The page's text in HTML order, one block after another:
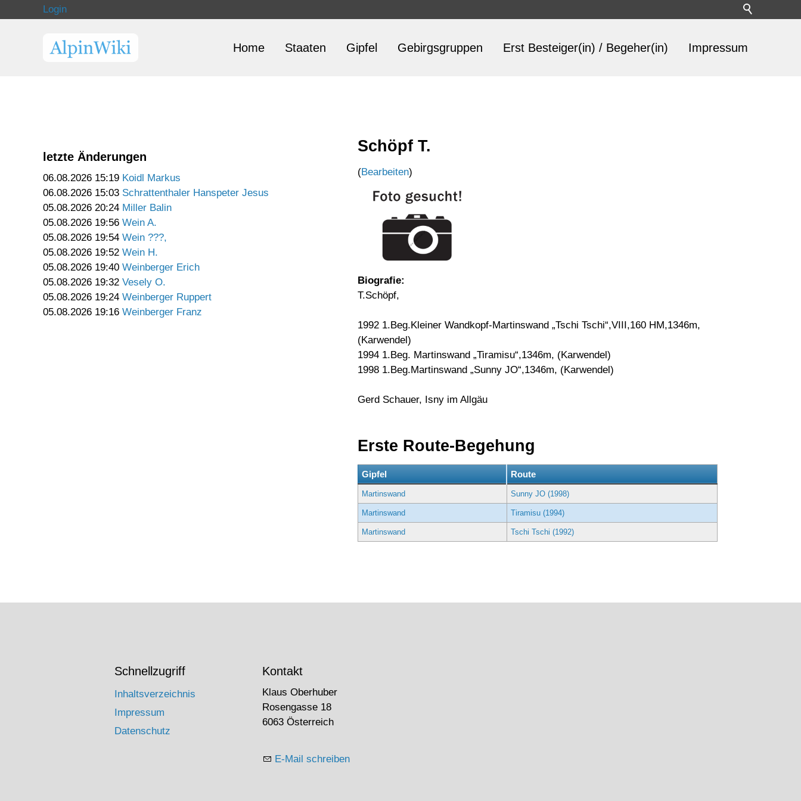
Login
Home Staaten Gipfel Gebirgsgruppen Erst Besteiger(in) / Begeher(in) Impressum
letzte Änderungen
06.08.2026 15:19 Koidl Markus
06.08.2026 15:03 Schrattenthaler Hanspeter Jesus
05.08.2026 20:24 Miller Balin
05.08.2026 19:56 Wein A.
05.08.2026 19:54 Wein ???,
05.08.2026 19:52 Wein H.
05.08.2026 19:40 Weinberger Erich
05.08.2026 19:32 Vesely O.
05.08.2026 19:24 Weinberger Ruppert
05.08.2026 19:16 Weinberger Franz
Schöpf T.
(Bearbeiten)
Biografie:
T.Schöpf,
1992 1.Beg.Kleiner Wandkopf-Martinswand „Tschi Tschi“,VIII,160 HM,1346m,
(Karwendel)
1994 1.Beg. Martinswand „Tiramisu“,1346m, (Karwendel)
1998 1.Beg.Martinswand „Sunny JO“,1346m, (Karwendel)
Gerd Schauer, Isny im Allgäu
Erste Route-Begehung
Gipfel Route
Martinswand Sunny JO (1998)
Martinswand Tiramisu (1994)
Martinswand Tschi Tschi (1992)
Schnellzugriff
Inhaltsverzeichnis
Impressum
Datenschutz
Kontakt
Klaus Oberhuber
Rosengasse 18
6063 Österreich
E-Mail schreiben